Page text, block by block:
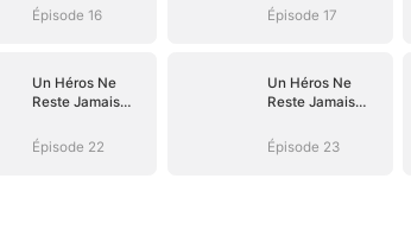
Épisode 16
Épisode 17
Un Héros Ne
Reste Jamais
Épisode 22
Un Héros Ne
Reste Jamais
Épisode 23